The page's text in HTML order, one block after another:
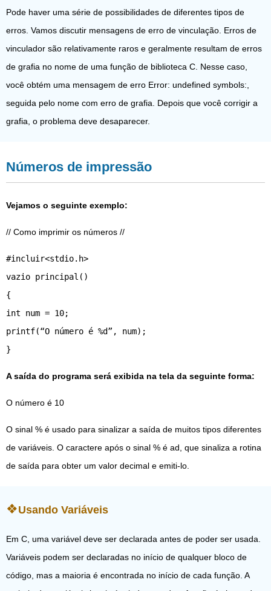
Pode haver uma série de possibilidades de diferentes tipos de
erros. Vamos discutir mensagens de erro de vinculação. Erros de
vinculador são relativamente raros e geralmente resultam de erros
de grafia no nome de uma função de biblioteca C. Nesse caso,
você obtém uma mensagem de erro Error: undefined symbols:,
seguida pelo nome com erro de grafia. Depois que você corrigir a
grafia, o problema deve desaparecer.
Números de impressão
Vejamos o seguinte exemplo:
// Como imprimir os números //
#incluir<stdio.h>
vazio principal()
{
int num = 10;
printf(“O número é %d”, num);
}
A saída do programa será exibida na tela da seguinte forma:
O número é 10
O sinal % é usado para sinalizar a saída de muitos tipos diferentes
de variáveis. O caractere após o sinal % é ad, que sinaliza a rotina
de saída para obter um valor decimal e emiti-lo.
Usando Variáveis
Em C, uma variável deve ser declarada antes de poder ser usada.
Variáveis ​​podem ser declaradas no início de qualquer bloco de
código, mas a maioria é encontrada no início de cada função. A